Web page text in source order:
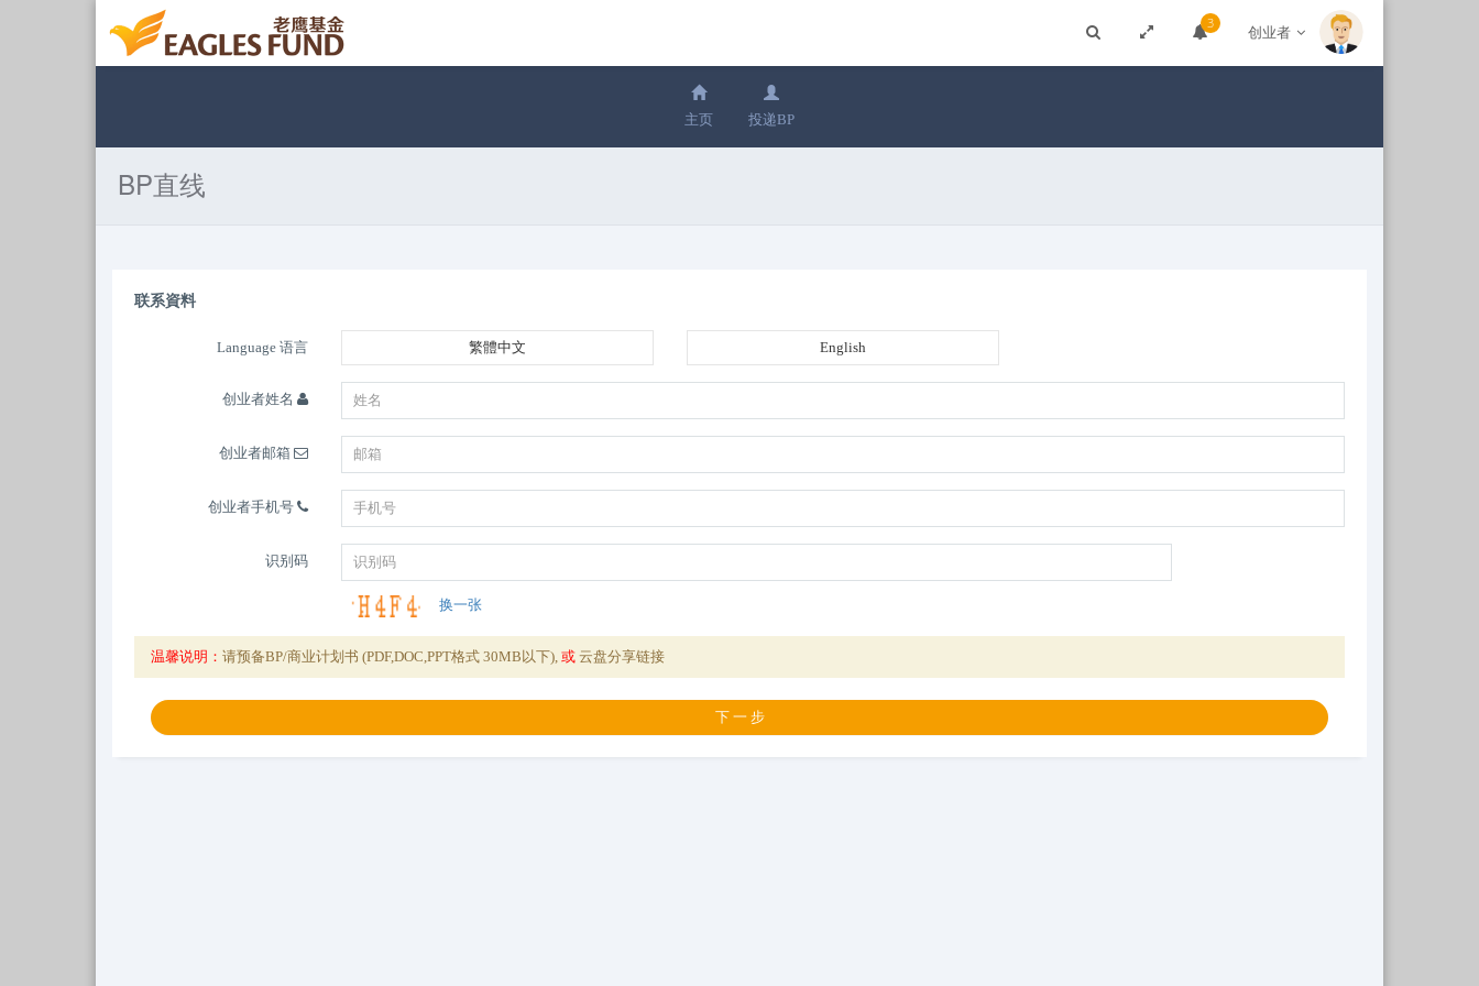
3
创业者
主页 投递BP
BP直线
联系資料
Language 语言 繁體中文 English
创业者姓名
创业者邮箱
创业者手机号
识别码
换一张
温馨说明： 请预备BP/商业计划书 (PDF,DOC,PPT格式 30MB以下), 或 云盘分享链接
下 一 步